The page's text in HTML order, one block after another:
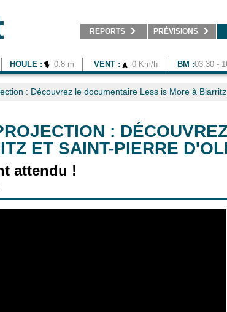
REPORTS PRÉVISIONS
HOULE : 0.8 m VENT : 0 Km/h BM :03:30 -
: Découvrez le documentaire Less is More à
:
ET SAINT-PIERRE
attendu !